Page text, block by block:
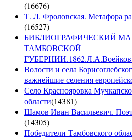
(16676)
Т. Л. Фроловская. Метафора
(16527)
БИБЛИОГРАФИЧЕСКИЙ
ТАМБОВСКОЙ
Волости и села
важнейшие селения
Село Краснояровка
области(14381)
Шамов Иван Васильевич.
(14305)
Победители Тамбовского